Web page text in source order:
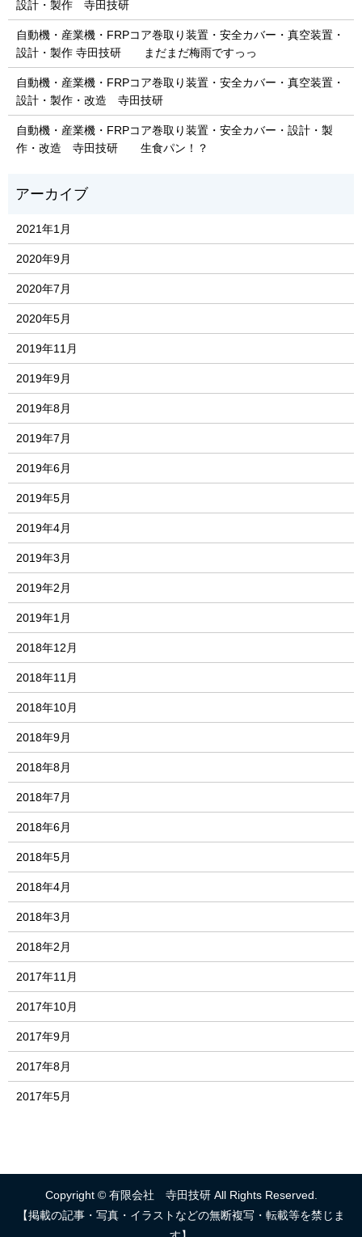
設計・製作 寺田技研
自動機・産業機・FRPコア巻取り装置・安全カバー・真空装置・
設計・製作 寺田技研 まだまだ梅雨ですっっ
自動機・産業機・FRPコア巻取り装置・安全カバー・真空装置・
設計・製作・改造 寺田技研
自動機・産業機・FRPコア巻取り装置・安全カバー・設計・製
作・改造 寺田技研 生食パン！？
2021年1月
2020年9月
2020年7月
2020年5月
2019年11月
2019年9月
2019年8月
2019年7月
2019年6月
2019年5月
2019年4月
2019年3月
2019年2月
2019年1月
2018年12月
2018年11月
2018年10月
2018年9月
2018年8月
2018年7月
2018年6月
2018年5月
2018年4月
2018年3月
2018年2月
2017年11月
2017年10月
2017年9月
2017年8月
2017年5月
Copyright © 有限会社 寺田技研 All Rights Reserved.
【掲載の記事・写真・イラストなどの無断複写・転載等を禁じま